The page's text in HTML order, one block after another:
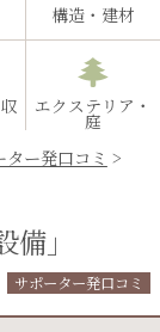
構造・建材
エクステリア・
庭
ター発口コミ >
」
サポーター発口コミ